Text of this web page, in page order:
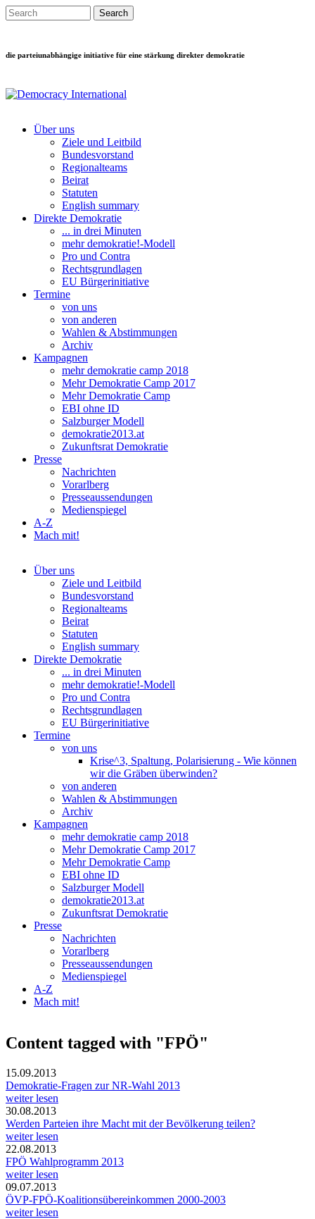
Direkt zum Inhalt
Search this site
die parteiunabhängige initiative für eine stärkung direkter demokratie
Main menu
Über uns
Ziele und Leitbild
Bundesvorstand
Regionalteams
Beirat
Statuten
English summary
Direkte Demokratie
... in drei Minuten
mehr demokratie!-Modell
Pro und Contra
Rechtsgrundlagen
EU Bürgerinitiative
Termine
von uns
von anderen
Wahlen & Abstimmungen
Archiv
Kampagnen
mehr demokratie camp 2018
Mehr Demokratie Camp 2017
Mehr Demokratie Camp
EBI ohne ID
Salzburger Modell
demokratie2013.at
Zukunftsrat Demokratie
Presse
Nachrichten
Vorarlberg
Presseaussendungen
Medienspiegel
A-Z
Mach mit!
Über uns
Ziele und Leitbild
Bundesvorstand
Regionalteams
Beirat
Statuten
English summary
Direkte Demokratie
... in drei Minuten
mehr demokratie!-Modell
Pro und Contra
Rechtsgrundlagen
EU Bürgerinitiative
Termine
von uns
Krise^3, Spaltung, Polarisierung - Wie können
wir die Gräben überwinden?
von anderen
Wahlen & Abstimmungen
Archiv
Kampagnen
mehr demokratie camp 2018
Mehr Demokratie Camp 2017
Mehr Demokratie Camp
EBI ohne ID
Salzburger Modell
demokratie2013.at
Zukunftsrat Demokratie
Presse
Nachrichten
Vorarlberg
Presseaussendungen
Medienspiegel
A-Z
Mach mit!
Content tagged with "FPÖ"
15.09.2013
Demokratie-Fragen zur NR-Wahl 2013
weiter lesen
30.08.2013
Werden Parteien ihre Macht mit der Bevölkerung teilen?
weiter lesen
22.08.2013
FPÖ Wahlprogramm 2013
weiter lesen
09.07.2013
ÖVP-FPÖ-Koalitionsübereinkommen 2000-2003
weiter lesen